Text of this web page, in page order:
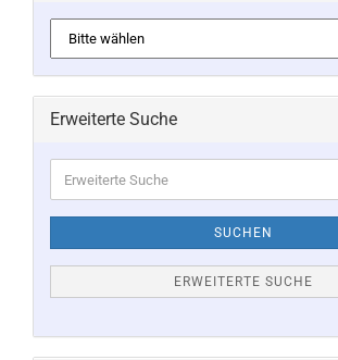
Erweiterte Suche
Suche
SUCHEN
ERWEITERTE SUCHE